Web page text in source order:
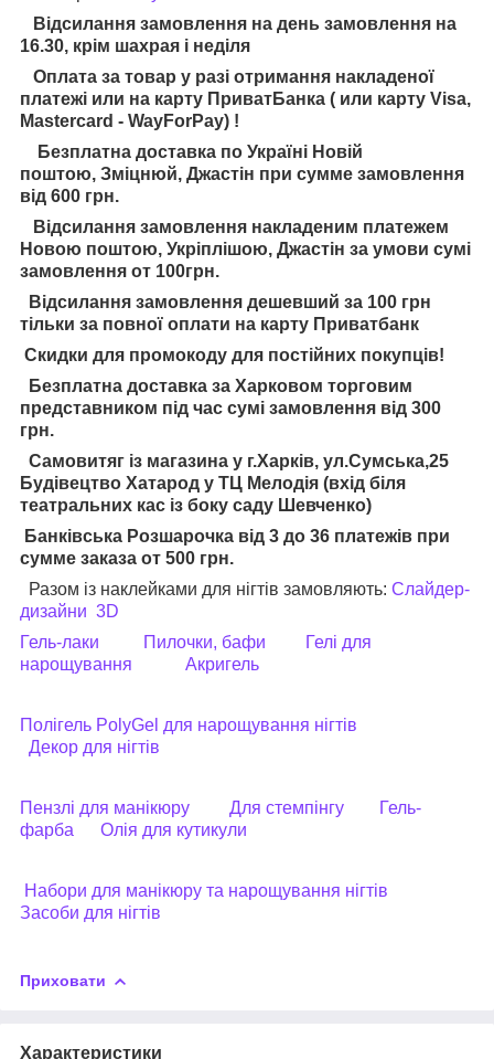
Відсилання замовлення на день замовлення на
16.30, крім шахрая і неділя
Оплата за товар у разі отримання накладеної
платежі или на карту ПриватБанка ( или карту Visa,
Mastercard - WayForPay) !
Безплатна доставка по Україні Новій
поштою, Зміцнюй, Джастін при сумме замовлення
від 600 грн.
Відсилання замовлення накладеним платежем
Новою поштою, Укріплішою, Джастін за умови сумі
замовлення от 100грн.
Відсилання замовлення дешевший за 100 грн
тільки за повної оплати на карту Приватбанк
Скидки для промокоду для постійних покупців!
Безплатна доставка за Харковом торговим
представником під час сумі замовлення від 300
грн.
Самовитяг із магазина у г.Харків, ул.Сумська,25
Будівецтво Хатарод у ТЦ Мелодія (вхід біля
театральних кас із боку саду Шевченко)
Банківська Розшарочка від 3 до 36 платежів при
сумме заказа от 500 грн.
Разом із наклейками для нігтів замовляють: Слайдер-
дизайни 3D
Гель-лаки
Пилочки, бафи
Гелі для
нарощування
Акригель
Полігель PolyGel для нарощування нігтів
Декор для нігтів
Пензлі для манікюру Для стемпінгу
Гель-
фарба
Олія для кутикули
Набори для манікюру та нарощування нігтів
Засоби для нігтів
Приховати
Характеристики